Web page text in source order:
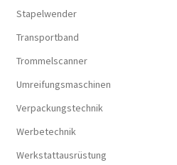
Stapelwender
Transportband
Trommelscanner
Umreifungsmaschinen
Verpackungstechnik
Werbetechnik
Werkstattausrüstung